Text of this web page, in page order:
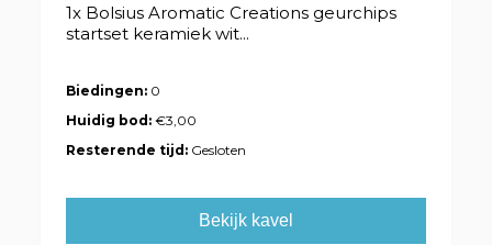
1x Bolsius Aromatic Creations geurchips
startset keramiek wit...
Biedingen: 0
Huidig bod:€3,00
Resterende tijd: Gesloten
Bekijk kavel